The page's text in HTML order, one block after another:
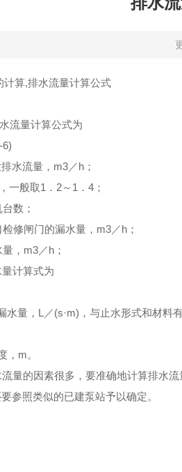
计算,排水流量计算公式
流量计算公式为
水流量，m3／h；
般取1．2～1．4；
数；
检修闸门的漏水量，m3／h；
， m3／h；
计算式为
水量，L／(s·m)，与止水形式和材料
m。
量的因素很多，要准确地计算排水流
参照类似的已建泵站予以确定。